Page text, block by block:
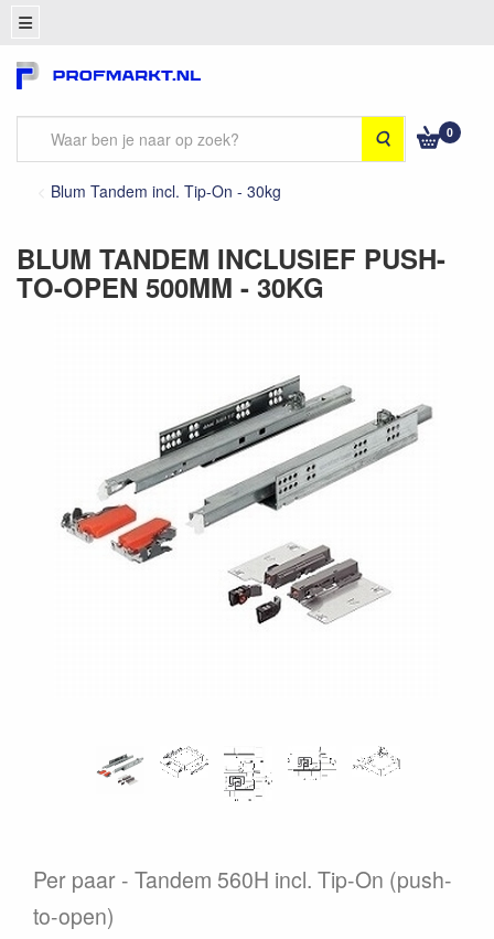
Zoeken 0
Blum Tandem incl. Tip-On - 30kg
BLUM TANDEM INCLUSIEF PUSH-
TO-OPEN 500MM - 30KG
Per paar
Tandem 560H incl. Tip-On (push-
to-open)